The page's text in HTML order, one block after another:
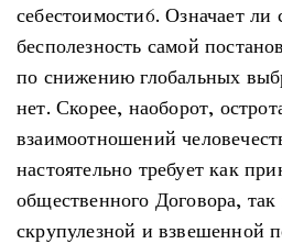
себестоимости6. Означает
бесполезность самой
по снижению глобальных
нет. Скорее, наоборот,
взаимоотношений
настоятельно требует как
общественного Договора,
скрупулезной и взвешенной